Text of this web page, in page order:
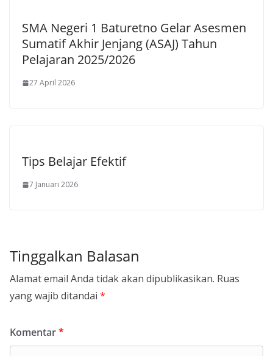
SMA Negeri 1 Baturetno Gelar Asesmen
Sumatif Akhir Jenjang (ASAJ) Tahun
Pelajaran 2025/2026
27 April 2026
Tips Belajar Efektif
7 Januari 2026
Tinggalkan Balasan
Alamat email Anda tidak akan dipublikasikan. Ruas
yang wajib ditandai *
Komentar*